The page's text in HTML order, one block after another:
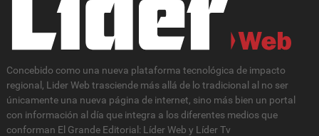
Concebido como una nueva plataforma tecnológica de impacto
regional, Lider Web trasciende más allá de lo tradicional al no ser
únicamente una nueva página de internet, sino más bien un portal
con información al día que integra a los diferentes medios que
conforman El Grande Editorial: Líder Web y Líder Tv